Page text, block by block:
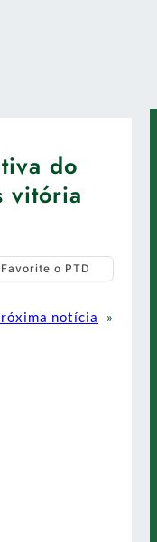
do
vitória
Favorite o PTD
notícia
»